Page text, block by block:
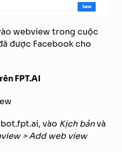
webview trong cuộc
được Facebook cho
FPT.AI
vào Kịch bảnvà
> Add web view